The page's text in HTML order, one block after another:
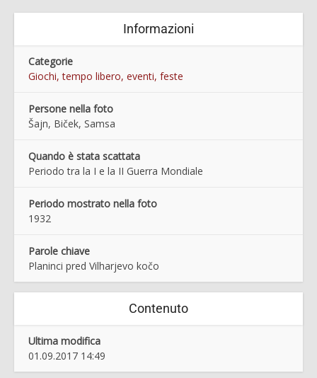
Informazioni
Categorie
Giochi, tempo libero, eventi, feste
Persone nella foto
Šajn, Biček, Samsa
Quando è stata scattata
Periodo tra la I e la II Guerra Mondiale
Periodo mostrato nella foto
1932
Parole chiave
Planinci pred Vilharjevo kočo
Contenuto
Ultima modifica
01.09.2017 14:49